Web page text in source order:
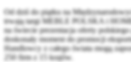
Od dziś do piątku na
trwają targi MEBLE POLSKA i
na świecie prezentacja oferty polskiego
doskonały moment do promocji
Handlowcy z całego świata mogą
250 firm z 15 krajów.